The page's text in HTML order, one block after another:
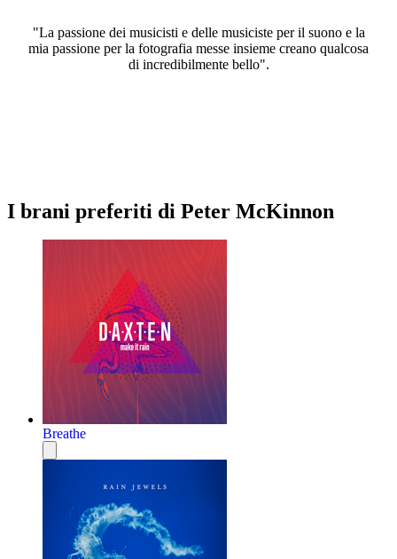
"La passione dei musicisti e delle musiciste per il suono e la
mia passione per la fotografia messe insieme creano qualcosa
di incredibilmente bello".
I brani preferiti di Peter McKinnon
Breathe